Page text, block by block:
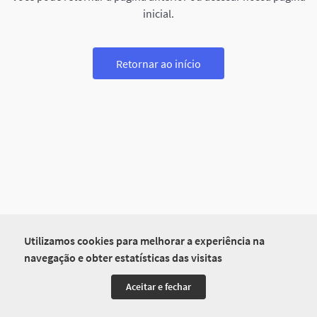
Utilizamos cookies para melhorar a experiência na
navegação e obter estatísticas das visitas
Aceitar e fechar
inicial.
Retornar ao início